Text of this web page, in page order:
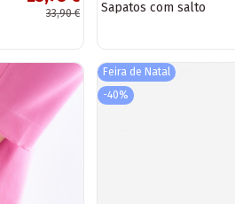
33,90 €
Sapatos com salto
Feira de Natal
-40%